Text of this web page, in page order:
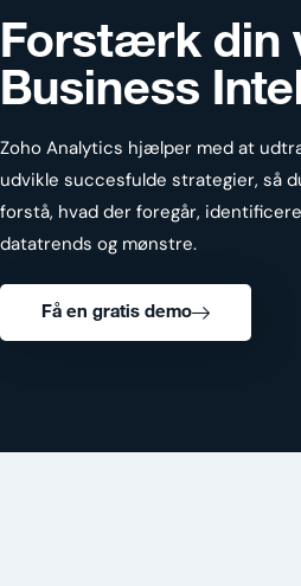
Forstærk din
Business
Zoho Analytics hjælper med at
udvikle succesfulde strategier, så
forstå, hvad der foregår,
datatrends og mønstre.
Få en gratis demo